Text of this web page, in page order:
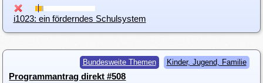
i1023: ein förderndes Schulsystem
Bundesweite Themen Kinder, Jugend, Familie
Programmantrag direkt #508